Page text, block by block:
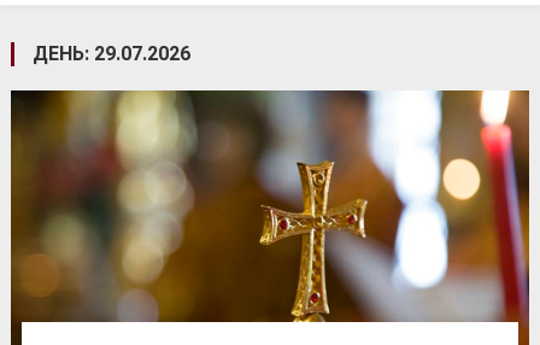
ДЕНЬ: 29.07.2026